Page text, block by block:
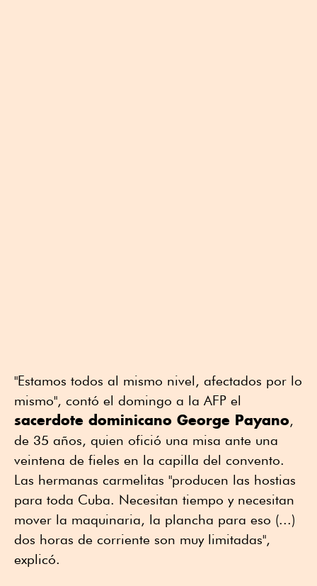
"Estamos todos al mismo nivel, afectados por lo
mismo", contó el domingo a la AFP el
sacerdote dominicano George Payano,
de 35 años, quien ofició una misa ante una
veintena de fieles en la capilla del convento.
Las hermanas carmelitas "producen las hostias
para toda Cuba. Necesitan tiempo y necesitan
mover la maquinaria, la plancha para eso (...)
dos horas de corriente son muy limitadas",
explicó.